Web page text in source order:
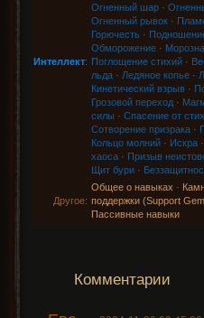
Интеллект:
Огненный шар·
Огненный рывок·
Горючесть·
Обморожение·
Поглощение стихий·
льда· Ледяное копье·
Кинетический взрыв·
Грозовой переход·
силы · Спасение от
Сотворение призрака·
Кольцо молний· Искра·
хаоса· Призыв
Щит бури·
Другое:
Общее о навыках ·
поддержки (Support
Пассивные навыки
Комментарии